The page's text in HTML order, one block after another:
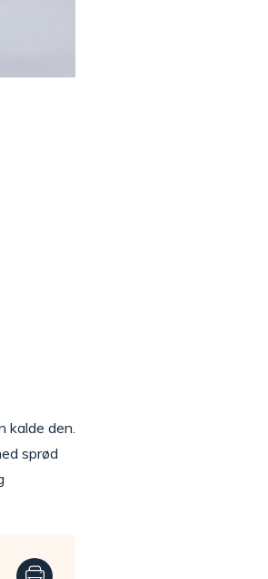
kalde den.
sprød